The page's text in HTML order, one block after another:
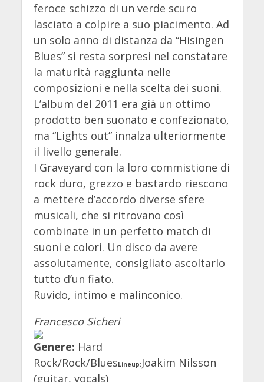
feroce schizzo di un verde scuro
lasciato a colpire a suo piacimento. Ad
un solo anno di distanza da “Hisingen
Blues” si resta sorpresi nel constatare
la maturità raggiunta nelle
composizioni e nella scelta dei suoni.
L’album del 2011 era già un ottimo
prodotto ben suonato e confezionato,
ma “Lights out” innalza ulteriormente
il livello generale.
I Graveyard con la loro commistione di
rock duro, grezzo e bastardo riescono
a mettere d’accordo diverse sfere
musicali, che si ritrovano così
combinate in un perfetto match di
suoni e colori. Un disco da avere
assolutamente, consigliato ascoltarlo
tutto d’un fiato.
Ruvido, intimo e malinconico.
Francesco Sicheri
Genere: Hard
Rock/Rock/BluesLineup:Joakim Nilsson
(guitar, vocals)